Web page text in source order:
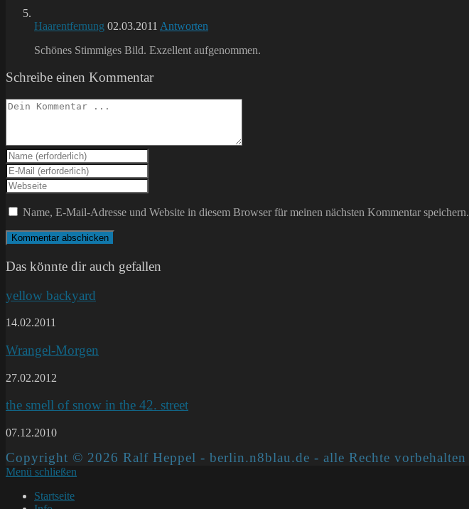
Haarentfernung 02.03.2011 Antworten
Schönes Stimmiges Bild. Exzellent aufgenommen.
Schreibe einen Kommentar
Kommentieren
Gib
deinen
Namen
oder
Benutzernamen
zum
Kommentieren
ein
Gib
deine
E-
Mail-
Adresse
zum
Kommentieren
Gib
deine
Website-
ein
(optional)
Name, E-Mail-Adresse und Website in diesem Browser für meinen nächsten Kommentar speichern.
Das könnte dir auch gefallen
yellow backyard
14.02.2011
Wrangel-Morgen
27.02.2012
the smell of snow in the 42. street
07.12.2010
Copyright © 2026 Ralf Heppel - berlin.n8blau.de - alle Rechte vorbehalten
Menü schließen
Startseite